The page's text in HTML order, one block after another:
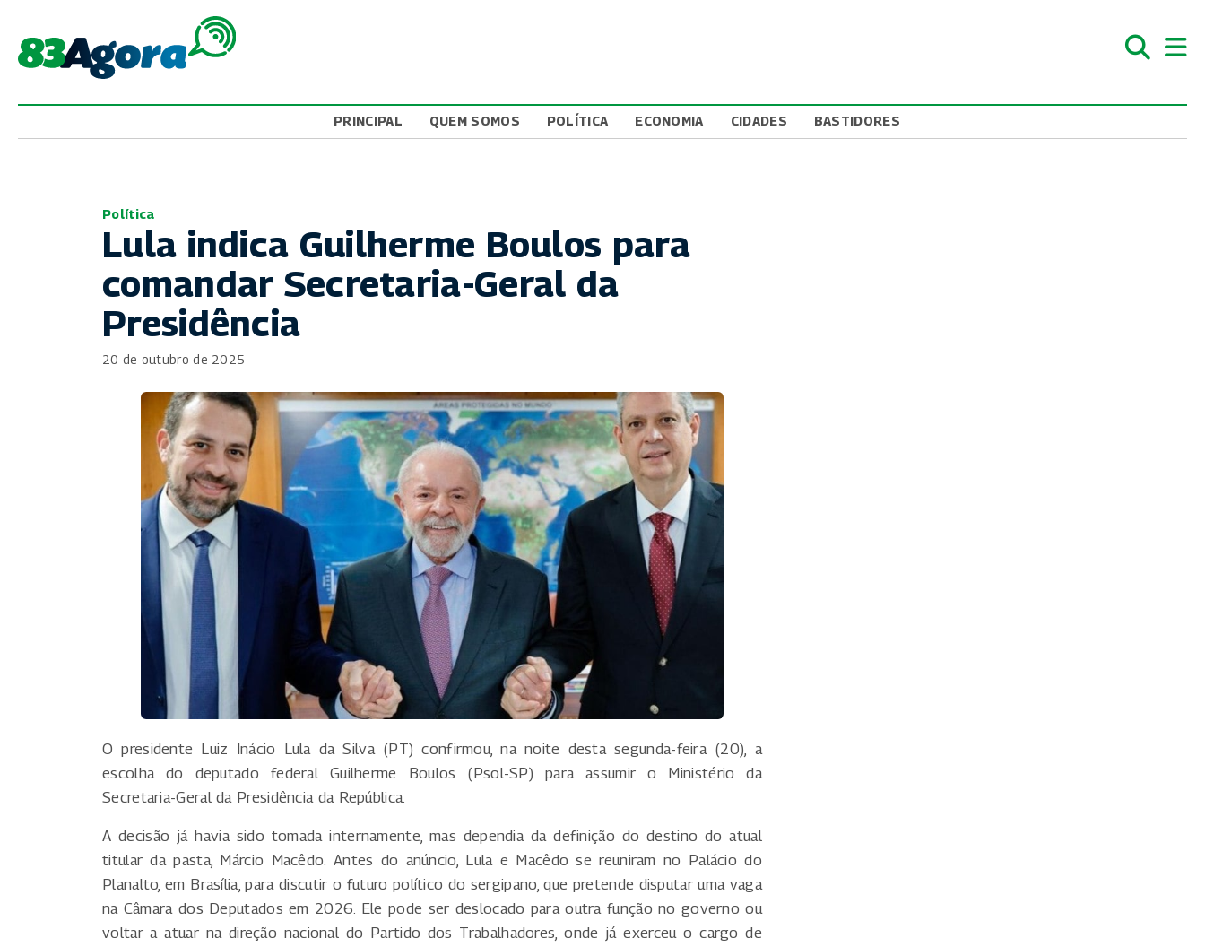
PRINCIPAL QUEM SOMOS POLÍTICA ECONOMIA CIDADES BASTIDORES
Política
Lula indica Guilherme Boulos para
comandar Secretaria-Geral da
Presidência
20 de outubro de 2025
O presidente Luiz Inácio Lula da Silva (PT) confirmou, na noite desta segunda-feira (20), a
escolha do deputado federal Guilherme Boulos (Psol-SP) para assumir o Ministério da
Secretaria-Geral da Presidência da República.
A decisão já havia sido tomada internamente, mas dependia da definição do destino do atual
titular da pasta, Márcio Macêdo. Antes do anúncio, Lula e Macêdo se reuniram no Palácio do
Planalto, em Brasília, para discutir o futuro político do sergipano, que pretende disputar uma vaga
na Câmara dos Deputados em 2026. Ele pode ser deslocado para outra função no governo ou
voltar a atuar na direção nacional do Partido dos Trabalhadores, onde já exerceu o cargo de